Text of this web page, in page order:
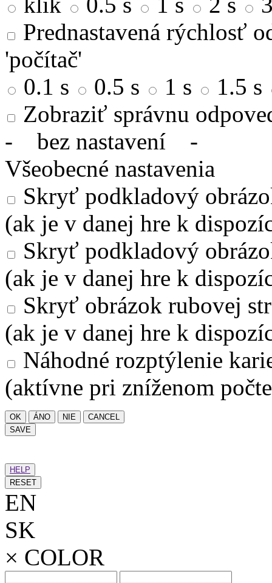
Prednastavená rýchlosť
'počítač'
0.1 s
0.5 s 1 s
1.5 s
Zobraziť správnu
- bez nastavení -
Všeobecné nastavenia
Skryť podkladový
(ak je v danej hre k
Skryť podkladový
(ak je v danej hre k
Skryť obrázok rubovej
(ak je v danej hre k
Náhodné rozptýlenie
(aktívne pri zníženom
OK ÁNO NIE
CANCEL
SAVE
HELP
RESET
EN
SK
× COLOR